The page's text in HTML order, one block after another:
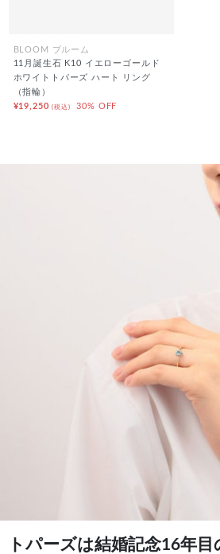
BLOOM ブルーム
11月誕生石 K10 イエローゴールド
ホワイトトパーズ ハート リング
（指輪）
¥19,250(税込) 30% OFF
トパーズは結婚記念16年目